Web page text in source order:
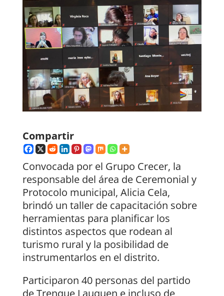
Compartir
Convocada por el Grupo Crecer, la
responsable del área de Ceremonial y
Protocolo municipal, Alicia Cela,
brindó un taller de capacitación sobre
herramientas para planificar los
distintos aspectos que rodean al
turismo rural y la posibilidad de
instrumentarlos en el distrito.
Participaron 40 personas del partido
de Trenque Lauquen e incluso de